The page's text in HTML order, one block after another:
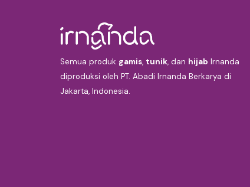
Semua produk gamis, tunik, dan hijab Irnanda
diproduksi oleh PT. Abadi Irnanda Berkarya di
Jakarta, Indonesia.